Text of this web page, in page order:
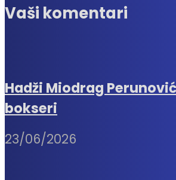
Vaši komentari
Hadži Miodrag
bokseri
23/06/2026